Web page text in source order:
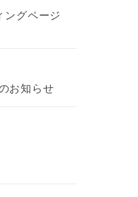
ングページ
お知らせ